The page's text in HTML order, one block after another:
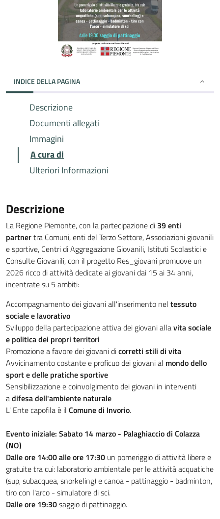
INDICE DELLA PAGINA
Descrizione
Documenti allegati
Immagini
A cura di
Ulteriori Informazioni
Descrizione
La Regione Piemonte, con la partecipazione di 39 enti
partnertra Comuni, enti del Terzo Settore, Associazioni giovanili
e sportive, Centri di Aggregazione Giovanili, Istituti Scolastici e
Consulte Giovanili, con il progetto Res_giovani promuove un
2026 ricco di attività dedicate ai giovani dai 15 ai 34 anni,
incentrate su 5 ambiti:
Accompagnamento dei giovani all'inserimento nel tessuto
sociale e lavorativo
Sviluppo della partecipazione attiva dei giovani allavita sociale
e politica dei propri territori
Promozione a favore dei giovani dicorretti stili di vita
Avvicinamento costante e proficuo dei giovani al mondo dello
sport e delle pratiche sportive
Sensibilizzazione e coinvolgimento dei giovani in interventi
adifesa dell'ambiente naturale
L' Ente capofila è il Comune di Invorio.
Evento iniziale: Sabato 14 marzo - Palaghiaccio di Colazza
(NO)
Dalle ore 14:00 alle ore 17:30 un pomeriggio di attività libere e
gratuite tra cui: laboratorio ambientale per le attività acquatiche
(sup, subacquea, snorkeling) e canoa - pattinaggio - badminton,
tiro con l'arco - simulatore di sci.
Dalle ore 19:30saggio di pattinaggio.